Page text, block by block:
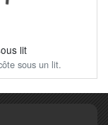
lit
sous un lit.